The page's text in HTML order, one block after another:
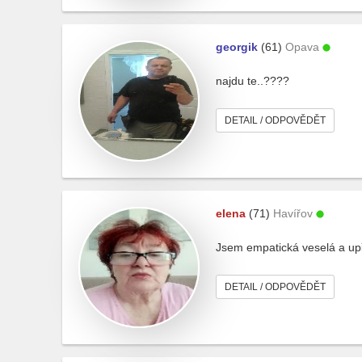
georgik (61) Opava
najdu te..????
DETAIL / ODPOVĚDĚT
elena (71) Havířov
Jsem empatická veselá a
DETAIL / ODPOVĚDĚT